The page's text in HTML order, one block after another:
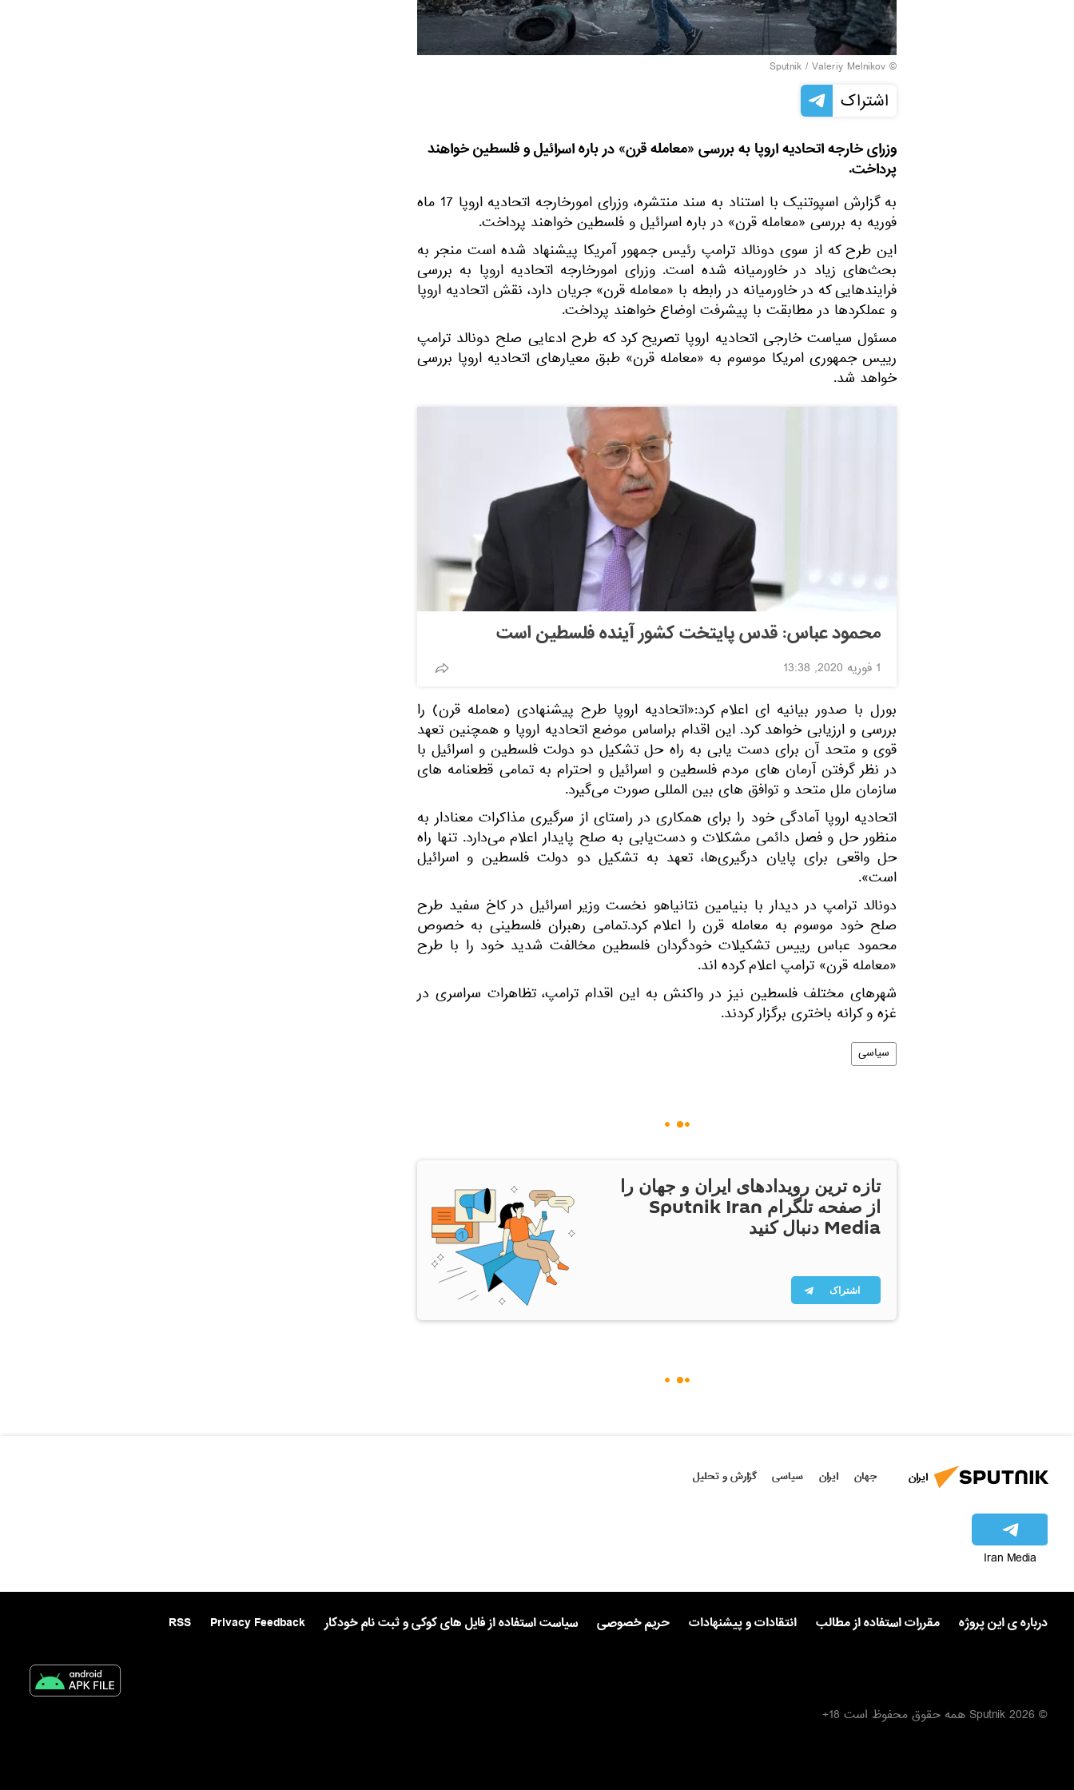
© Sputnik / Valeriy Melnikov
اشتراک
وزرای خارجه اتحادیه اروپا به بررسی «معامله قرن» در باره اسرائیل و فلسطین خواهند
پرداخت.
به گزارش اسپوتنیک با استناد به سند منتشره، وزرای امورخارجه اتحادیه اروپا 17 ماه
فوریه به بررسی «معامله قرن» در باره اسرائیل و فلسطین خواهند پرداخت.
این طرح که از سوی دونالد ترامپ رئیس جمهور آمریکا پیشنهاد شده است منجر به
بحث‌های زیاد در خاورمیانه شده است. وزرای امورخارجه اتحادیه اروپا به بررسی
فرایندهایی که در خاورمیانه در رابطه با «معامله قرن» جریان دارد، نقش اتحادیه اروپا
و عملکردها در مطابقت با پیشرفت اوضاع خواهند پرداخت.
مسئول سیاست خارجی اتحادیه اروپا تصریح کرد که طرح ادعایی صلح دونالد ترامپ
رییس جمهوری امریکا موسوم به «معامله قرن» طبق معیارهای اتحادیه اروپا بررسی
خواهد شد.
محمود عباس: قدس پایتخت کشور آینده فلسطین است
1 فوریه 2020, 13:38
بورل با صدور بیانیه ای اعلام کرد:«اتحادیه اروپا طرح پیشنهادی (معامله قرن) را
بررسی و ارزیابی خواهد کرد. این اقدام براساس موضع اتحادیه اروپا و همچنین تعهد
قوی و متحد آن برای دست یابی به راه حل تشکیل دو دولت فلسطین و اسرائیل با
در نظر گرفتن آرمان‌ های مردم فلسطین و اسرائیل و احترام به تمامی قطعنامه‌ های
سازمان ملل متحد و توافق‌ های بین‌ المللی صورت می‌گیرد.
اتحادیه اروپا آمادگی خود را برای همکاری در راستای از سرگیری مذاکرات معنادار به‌
منظور حل و فصل دائمی مشکلات و دست‌یابی به صلح پایدار اعلام می‌دارد. تنها راه
حل واقعی برای پایان درگیری‌ها، تعهد به تشکیل دو دولت فلسطین و اسرائیل
است».
دونالد ترامپ در دیدار با بنیامین نتانیاهو نخست وزیر اسرائیل در کاخ سفید طرح
صلح خود موسوم به معامله قرن را اعلام کرد.تمامی رهبران فلسطینی به خصوص
محمود عباس رییس تشکیلات خودگردان فلسطین مخالفت شدید خود را با طرح
«معامله قرن» ترامپ اعلام کرده اند.
شهرهای مختلف فلسطین نیز در واکنش به این اقدام ترامپ، تظاهرات سراسری در
غزه و کرانه باختری برگزار کردند.
سیاسی
تازه ترین رویدادهای ایران و جهان را
از صفحه تلگرام Sputnik Iran
Media دنبال کنید
اشتراک
ایران جهان ایران سیاسی گزارش و تحلیل
Iran Media
درباره ی این پروژه مقررات استفاده از مطالب انتقادات و پیشنهادات حریم خصوصی سیاست استفاده از فایل های کوکی و ثبت نام خودکار Privacy Feedback
RSS
© 2026 Sputnik همه حقوق محفوظ است 18+